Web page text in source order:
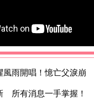
風雨開唱！憶亡父淚崩
所有消息一手掌握！